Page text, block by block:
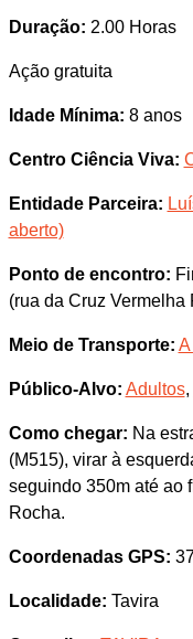
Duração: 2.00 Horas
Ação gratuita
Idade Mínima: 8 anos
Centro Ciência Viva:
Entidade Parceira:
aberto)
Ponto de encontro:
(rua da Cruz Vermelha
Meio de Transporte: A
Público-Alvo: Adultos,
Como chegar: Na
(M515), virar à
seguindo 350m até ao
Rocha.
Coordenadas GPS:
Localidade: Tavira